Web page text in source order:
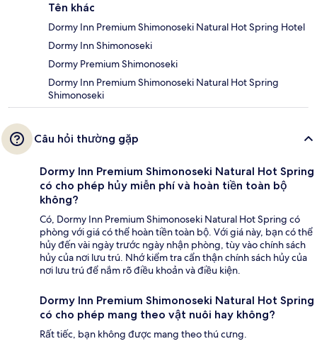
Tên khác
Dormy Inn Premium Shimonoseki Natural Hot Spring Hotel
Dormy Inn Shimonoseki
Dormy Premium Shimonoseki
Dormy Inn Premium Shimonoseki Natural Hot Spring
Shimonoseki
Câu hỏi thường gặp
Dormy Inn Premium Shimonoseki Natural Hot Spring
có cho phép hủy miễn phí và hoàn tiền toàn bộ
không?
Có, Dormy Inn Premium Shimonoseki Natural Hot Spring có
phòng với giá có thể hoàn tiền toàn bộ. Với giá này, bạn có thể
hủy đến vài ngày trước ngày nhận phòng, tùy vào chính sách
hủy của nơi lưu trú. Nhớ kiểm tra cẩn thận chính sách hủy của
nơi lưu trú để nắm rõ điều khoản và điều kiện.
Dormy Inn Premium Shimonoseki Natural Hot Spring
có cho phép mang theo vật nuôi hay không?
Rất tiếc, bạn không được mang theo thú cưng.